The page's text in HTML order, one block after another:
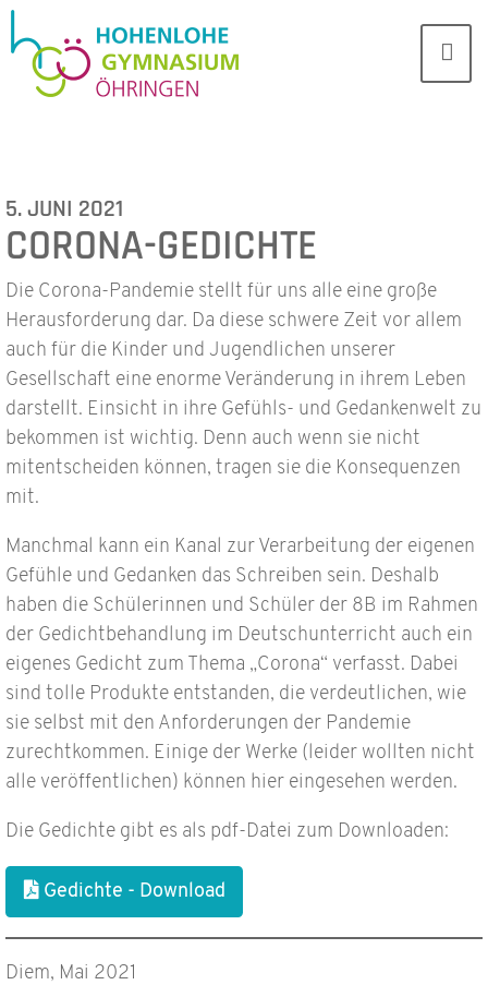
5. JUNI 2021
CORONA-GEDICHTE
Die Corona-Pandemie stellt für uns alle eine große
Herausforderung dar. Da diese schwere Zeit vor allem
auch für die Kinder und Jugendlichen unserer
Gesellschaft eine enorme Veränderung in ihrem Leben
darstellt. Einsicht in ihre Gefühls- und Gedankenwelt zu
bekommen ist wichtig. Denn auch wenn sie nicht
mitentscheiden können, tragen sie die Konsequenzen
mit.
Manchmal kann ein Kanal zur Verarbeitung der eigenen
Gefühle und Gedanken das Schreiben sein. Deshalb
haben die Schülerinnen und Schüler der 8B im Rahmen
der Gedichtbehandlung im Deutschunterricht auch ein
eigenes Gedicht zum Thema „Corona“ verfasst. Dabei
sind tolle Produkte entstanden, die verdeutlichen, wie
sie selbst mit den Anforderungen der Pandemie
zurechtkommen. Einige der Werke (leider wollten nicht
alle veröffentlichen) können hier eingesehen werden.
Die Gedichte gibt es als pdf-Datei zum Downloaden:
Gedichte - Download
Diem, Mai 2021